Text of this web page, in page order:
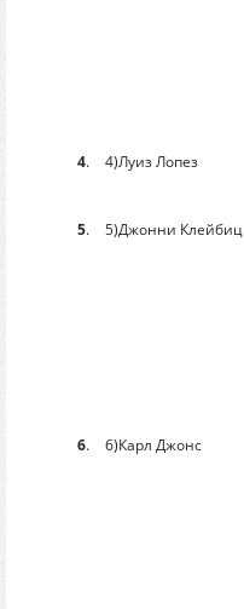
4. 4)Луиз Лопез
5. 5)Джонни Клейбиц
6. 6)Карл Джонс